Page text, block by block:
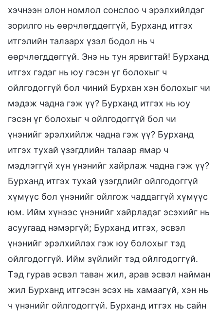
хэчнээн олон номлол сонслоо ч эрэлхийлдэг
зорилго нь өөрчлөгддөггүй, Бурханд итгэх
итгэлийн талаарх үзэл бодол нь ч
өөрчлөгддөггүй. Энэ нь тун ярвигтай! Бурханд
итгэх гэдэг нь юу гэсэн үг болохыг ч
ойлгодоггүй бол чиний Бурхан хэн болохыг чи
мэдэж чадна гэж үү? Бурханд итгэх нь юу
гэсэн үг болохыг ч ойлгодоггүй бол чи
үнэнийг эрэлхийлж чадна гэж үү? Бурханд
итгэх тухай үзэгдлийн талаар ямар ч
мэдлэггүй хүн үнэнийг хайрлаж чадна гэж үү?
Бурханд итгэх тухай үзэгдлийг ойлгодоггүй
хүмүүс бол үнэнийг ойлгож чаддаггүй хүмүүс
юм. Ийм хүнээс үнэнийг хайрладаг эсэхийг нь
асуугаад нэмэргүй; Бурханд итгэх, эсвэл
үнэнийг эрэлхийлэх гэж юу болохыг тэд
ойлгодоггүй. Ийм зүйлийг тэд ойлгодоггүй.
Тэд гурав эсвэл таван жил, арав эсвэл найман
жил Бурханд итгэсэн эсэх нь хамаагүй, хэн нь
ч үнэнийг ойлгодоггүй. Бурханд итгэх нь сайн